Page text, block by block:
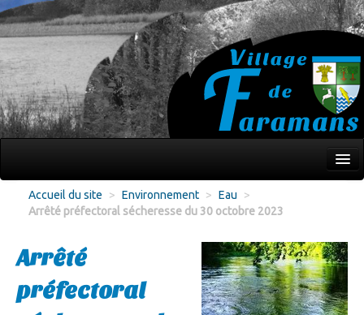
Écoles Jeunesse
Culture Loisirs
Associations
Accueil du site > Environnement > Eau
>
Arrêté préfectoral sécheresse du 30 octobre 2023
Arrêté
préfectoral